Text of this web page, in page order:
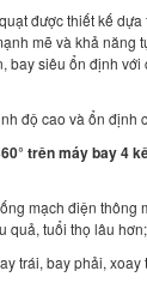
được thiết kế
mẽ và khả năng
bay siêu ổn định
độ cao và ổn định
trên máy bay 4
mạch điện thông
quả, tuổi thọ lâu hơn;
trái, bay phải, xoay